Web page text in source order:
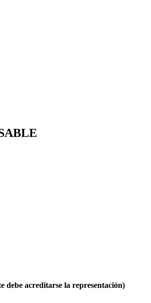
debe acreditarse la representación)